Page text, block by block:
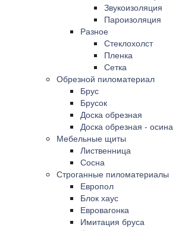
Звукоизоляция
Пароизоляция
Разное
Стеклохолст
Пленка
Сетка
Обрезной пиломатериал
Брус
Брусок
Доска обрезная
Доска обрезная - осина
Мебельные щиты
Лиственница
Сосна
Строганные пиломатериалы
Европол
Блок хаус
Евровагонка
Имитация бруса